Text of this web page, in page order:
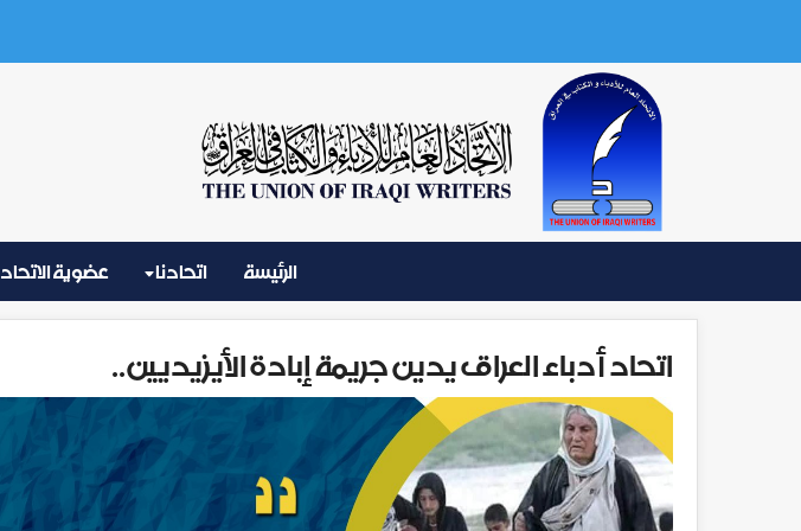
الرئيسة اتحادنا عضوية الاتحاد
اتحاد أدباء العراق يدين جريمة إبادة الأيزيديين..